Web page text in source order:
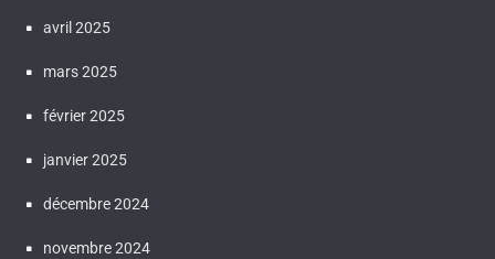
avril 2025
mars 2025
février 2025
janvier 2025
décembre 2024
novembre 2024